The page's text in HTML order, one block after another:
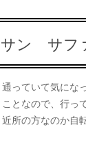
ン サフ
っていて気にな
となので、行っ
所の方なのか自